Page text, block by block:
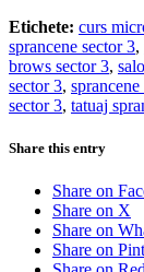
Etichete: curs
sprancene sector 3,
brows sector 3,
sector 3,
sector 3, tatuaj
Share this entry
Share on
Share on X
Share on
Share on